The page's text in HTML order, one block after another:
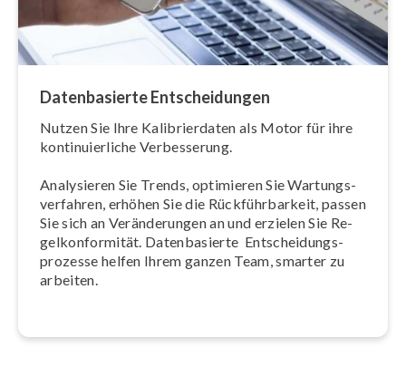
Da­ten­ba­sier­te Ent­schei­dun­gen
Nutzen Sie Ihre Ka­li­brier­da­ten als Motor für ihre
kon­ti­nu­ier­li­che Ver­bes­se­rung.
Analysieren Sie Trends, optimieren Sie War­tungs­
ver­fah­ren, erhöhen Sie die Rück­führ­bar­keit, passen
Sie sich an Ver­än­de­run­gen an und erzielen Sie Re­
gel­kon­for­mi­tät. Da­ten­ba­sier­te Ent­schei­dungs­
pro­zes­se helfen Ihrem ganzen Team, smarter zu
arbeiten.